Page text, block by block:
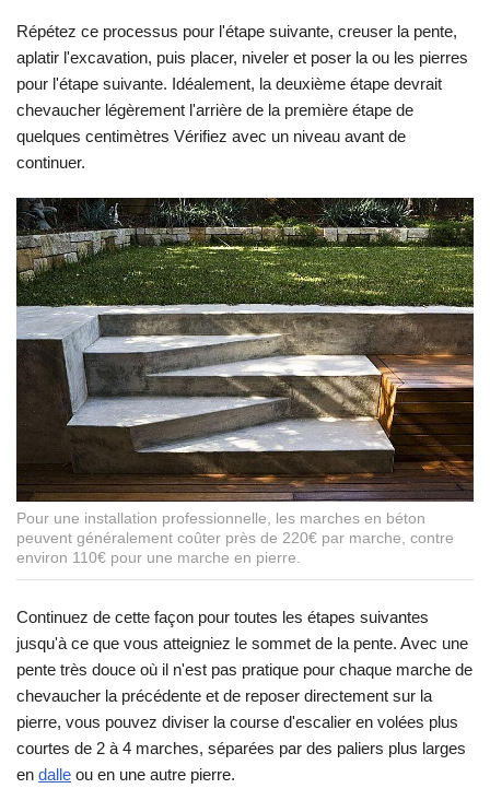
Répétez ce processus pour l'étape suivante, creuser la pente,
aplatir l'excavation, puis placer, niveler et poser la ou les pierres
pour l'étape suivante. Idéalement, la deuxième étape devrait
chevaucher légèrement l'arrière de la première étape de
quelques centimètres Vérifiez avec un niveau avant de
continuer.
Pour une installation professionnelle, les marches en béton
peuvent généralement coûter près de 220€ par marche, contre
environ 110€ pour une marche en pierre.
Continuez de cette façon pour toutes les étapes suivantes
jusqu'à ce que vous atteigniez le sommet de la pente. Avec une
pente très douce où il n'est pas pratique pour chaque marche de
chevaucher la précédente et de reposer directement sur la
pierre, vous pouvez diviser la course d'escalier en volées plus
courtes de 2 à 4 marches, séparées par des paliers plus larges
en dalle ou en une autre pierre.